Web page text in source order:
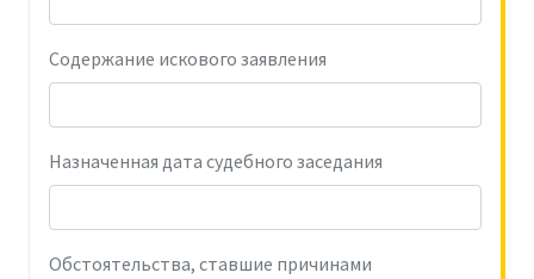
Содержание искового заявления
Назначенная дата судебного заседания
Обстоятельства, ставшие причинами